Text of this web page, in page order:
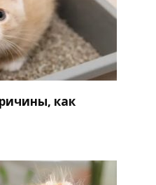
как